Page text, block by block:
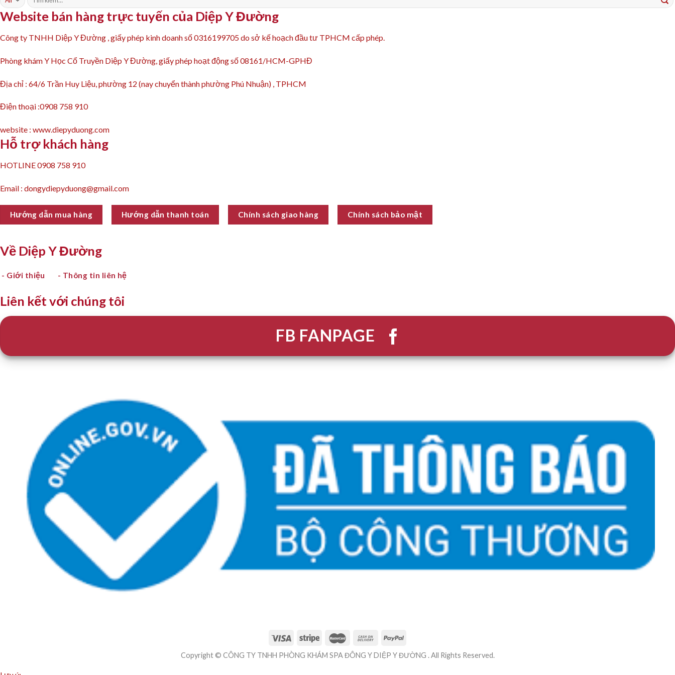
kiếm:
Website bán hàng trực tuyến của Diệp Y Đường
Công ty TNHH Diệp Y Đường , giấy phép kinh doanh số 0316199705 do sở kế hoạch đầu tư TPHCM cấp phép.
Phòng khám Y Học Cổ Truyền Diệp Y Đường, giấy phép hoạt động số 08161/HCM-GPHĐ
Địa chỉ : 64/6 Trần Huy Liệu, phường 12 (nay chuyển thành phường Phú Nhuận) , TPHCM
Điện thoại :0908 758 910
website : www.diepyduong.com
Hỗ trợ khách hàng
HOTLINE 0908 758 910
Email : dongydiepyduong@gmail.com
Hướng dẫn mua hàng Hướng dẫn thanh toán Chính sách giao hàng Chính sách bảo mật
Về Diệp Y Đường
- Giới thiệu - Thông tin liên hệ
Liên kết với chúng tôi
FB FANPAGE
Copyright © CÔNG TY TNHH PHÒNG KHÁM SPA ĐÔNG Y DIỆP Y ĐƯỜNG . All Rights Reserved.